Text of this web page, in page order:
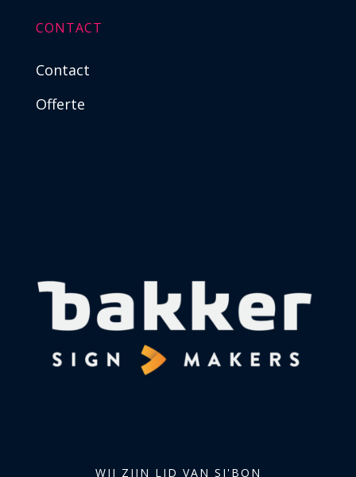
CONTACT
Contact
Offerte
WIJ ZIJN LID VAN SI'BON